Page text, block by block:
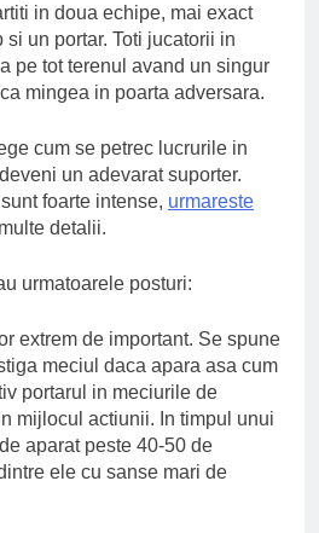
in doua echipe, mai exact
un portar. Toti jucatorii in
pe tot terenul avand un singur
mingea in poarta adversara.
cum se petrec lucrurile in
un adevarat suporter.
foarte intense, urmareste
detalii.
urmatoarele posturi:
extrem de important. Se spune
meciul daca apara asa cum
portarul in meciurile de
mijlocul actiunii. In timpul unui
aparat peste 40-50 de
ele cu sanse mari de